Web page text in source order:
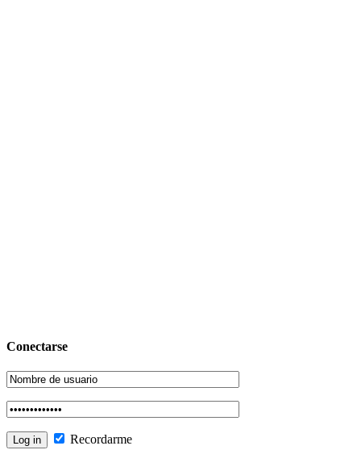
Conectarse
Recordarme